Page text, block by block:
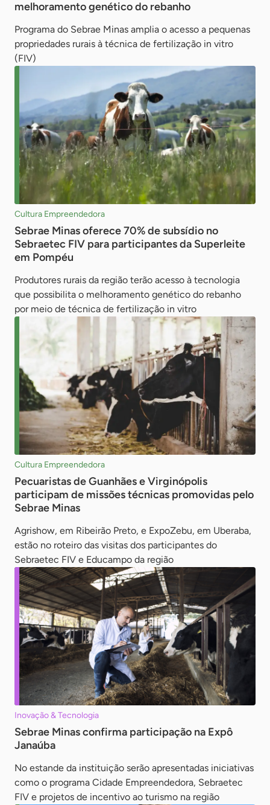
melhoramento genético do rebanho
Programa do Sebrae Minas amplia o acesso a pequenas
propriedades rurais à técnica de fertilização in vitro
(FIV)
Cultura Empreendedora
Sebrae Minas oferece 70% de subsídio no
Sebraetec FIV para participantes da Superleite
em Pompéu
Produtores rurais da região terão acesso à tecnologia
que possibilita o melhoramento genético do rebanho
por meio de técnica de fertilização in vitro
Cultura Empreendedora
Pecuaristas de Guanhães e Virginópolis
participam de missões técnicas promovidas pelo
Sebrae Minas
Agrishow, em Ribeirão Preto, e ExpoZebu, em Uberaba,
estão no roteiro das visitas dos participantes do
Sebraetec FIV e Educampo da região
Inovação & Tecnologia
Sebrae Minas confirma participação na Expô
Janaúba
No estande da instituição serão apresentadas iniciativas
como o programa Cidade Empreendedora, Sebraetec
FIV e projetos de incentivo ao turismo na região